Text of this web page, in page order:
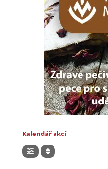
facebooktwitter instagram
flickr